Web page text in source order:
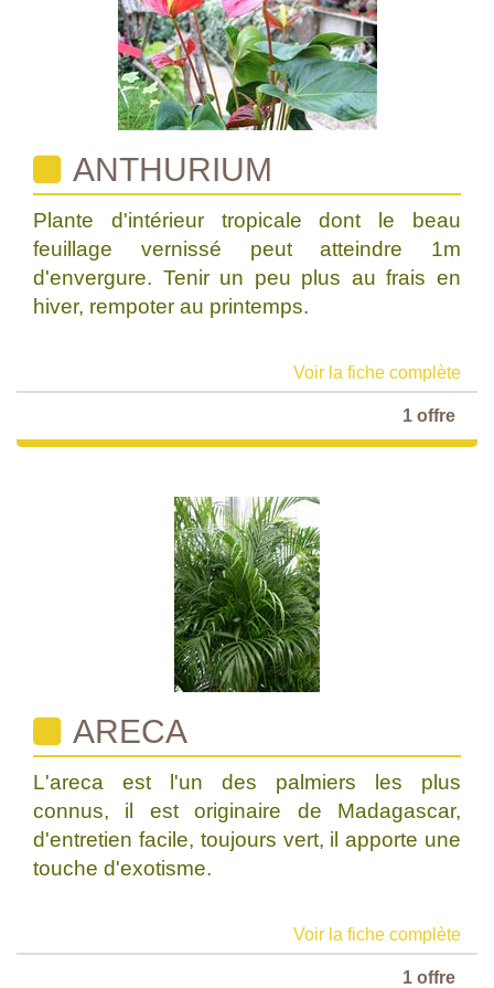
ANTHURIUM
Plante d'intérieur tropicale dont le beau
feuillage vernissé peut atteindre 1m
d'envergure. Tenir un peu plus au frais en
hiver, rempoter au printemps.
Voir la fiche complète
1 offre
ARECA
L'areca est l'un des palmiers les plus
connus, il est originaire de Madagascar,
d'entretien facile, toujours vert, il apporte une
touche d'exotisme.
Voir la fiche complète
1 offre